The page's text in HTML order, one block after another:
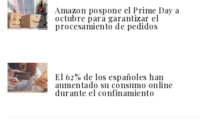
Amazon pospone el Prime Day a
octubre para garantizar el
procesamiento de pedidos
El 62% de los españoles han
aumentado su consumo online
durante el confinamiento